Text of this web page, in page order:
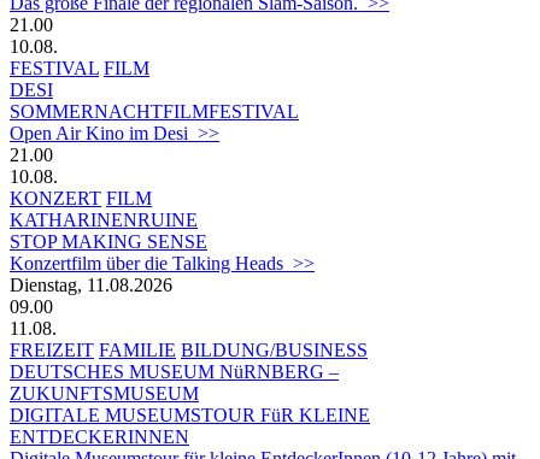
21.00
10.08.
FESTIVAL FILM
DESI
SOMMERNACHTFILMFESTIVAL
Open Air Kino im Desi >>
21.00
10.08.
KONZERT FILM
KATHARINENRUINE
STOP MAKING SENSE
Konzertfilm über die Talking Heads >>
Dienstag, 11.08.2026
09.00
11.08.
FREIZEIT FAMILIE BILDUNG/BUSINESS
DEUTSCHES MUSEUM NüRNBERG –
ZUKUNFTSMUSEUM
DIGITALE MUSEUMSTOUR FüR KLEINE
ENTDECKERINNEN